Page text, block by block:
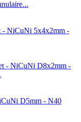
5x4x2mm -
D8x2mm -
D5mm - N40